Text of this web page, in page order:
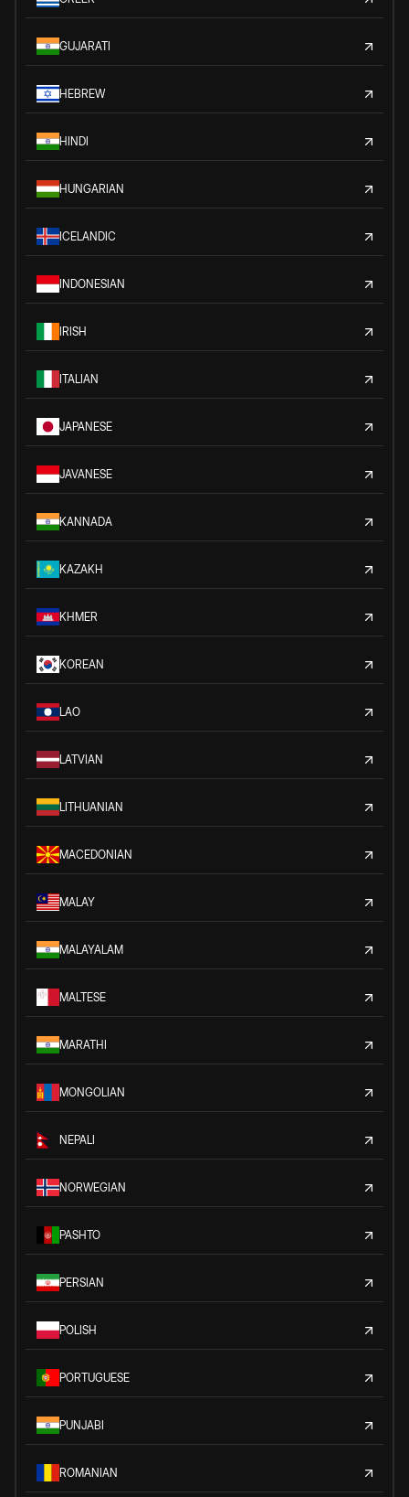
GUJARATI
HEBREW
HINDI
HUNGARIAN
ICELANDIC
INDONESIAN
IRISH
ITALIAN
JAPANESE
JAVANESE
KANNADA
KAZAKH
KHMER
KOREAN
LAO
LATVIAN
LITHUANIAN
MACEDONIAN
MALAY
MALAYALAM
MALTESE
MARATHI
MONGOLIAN
NEPALI
NORWEGIAN
PASHTO
PERSIAN
POLISH
PORTUGUESE
PUNJABI
ROMANIAN